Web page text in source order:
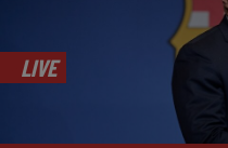
LIVE